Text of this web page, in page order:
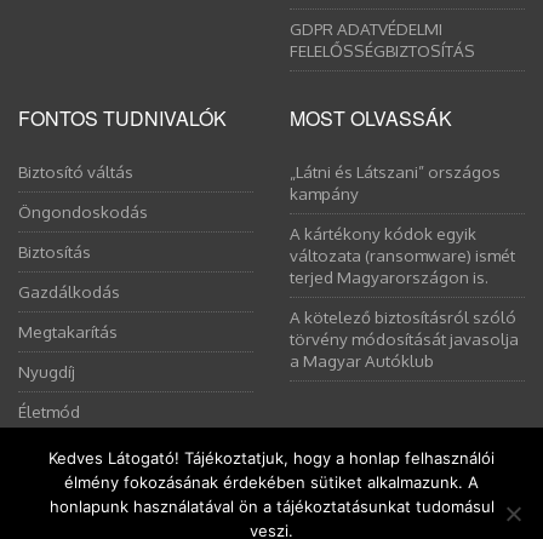
GDPR ADATVÉDELMI
FELELŐSSÉGBIZTOSÍTÁS
FONTOS TUDNIVALÓK
Biztosító váltás
Öngondoskodás
Biztosítás
Gazdálkodás
Megtakarítás
Nyugdíj
Életmód
MOST OLVASSÁK
„Látni és Látszani” országos
kampány
A kártékony kódok egyik
változata (ransomware) ismét
terjed Magyarországon is.
A kötelező biztosításról szóló
törvény módosítását javasolja
a Magyar Autóklub
Copyright © 2008-2026 Pálinkás Éva | Minden jog fenntartva! |
Kedves Látogató! Tájékoztatjuk, hogy a honlap felhasználói
élmény fokozásának érdekében sütiket alkalmazunk. A
honlapunk használatával ön a tájékoztatásunkat tudomásul
veszi.
Ez a weboldal sütiket használ. Az Uniós törvények értelmében
kérem, engedélyezze a sütik használatát, vagy zárja be az oldalt.